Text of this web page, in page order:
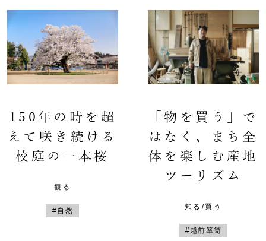
150年の時を超
えて咲き続ける
校庭の一本桜
観る
#自然
「物を買う」で
はなく、まち全
体を楽しむ産地
ツーリズム
知る/買う
#越前箪笥